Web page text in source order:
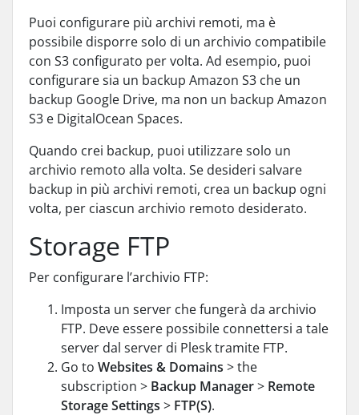
Puoi configurare più archivi remoti, ma è
possibile disporre solo di un archivio compatibile
con S3 configurato per volta. Ad esempio, puoi
configurare sia un backup Amazon S3 che un
backup Google Drive, ma non un backup Amazon
S3 e DigitalOcean Spaces.
Quando crei backup, puoi utilizzare solo un
archivio remoto alla volta. Se desideri salvare
backup in più archivi remoti, crea un backup ogni
volta, per ciascun archivio remoto desiderato.
Storage FTP
Per configurare l’archivio FTP:
Imposta un server che fungerà da archivio
FTP. Deve essere possibile connettersi a tale
server dal server di Plesk tramite FTP.
Go to Websites & Domains > the
subscription > Backup Manager> Remote
Storage Settings > FTP(S).